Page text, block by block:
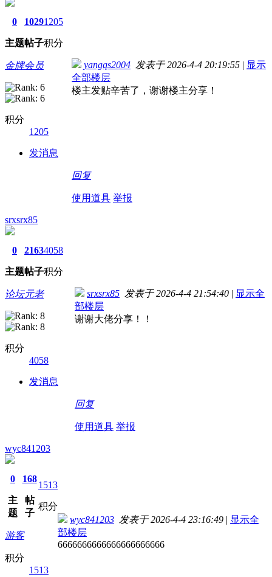
0
主题
1029
帖子
1205
积分
金牌会员
积分
1205
发消息
yangqs2004 发表于 2026-4-4 20:19:55 | 显示
全部楼层
楼主发贴辛苦了，谢谢楼主分享！
回复
使用道具 举报
srxsrx85
0
主题
2163
帖子
4058
积分
论坛元老
积分
4058
发消息
srxsrx85 发表于 2026-4-4 21:54:40 | 显示全
部楼层
谢谢大佬分享！！
回复
使用道具 举报
wyc841203
0
主
题
168
帖
子
1513
积分
游客
积分
1513
wyc841203 发表于 2026-4-4 23:16:49 | 显示全
部楼层
6666666666666666666666